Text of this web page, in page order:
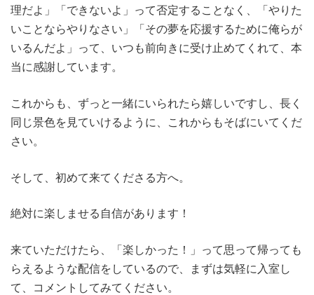
理だよ」「できないよ」って否定することなく、「やりた
いことならやりなさい」「その夢を応援するために俺らが
いるんだよ」って、いつも前向きに受け止めてくれて、本
当に感謝しています。
これからも、ずっと一緒にいられたら嬉しいですし、長く
同じ景色を見ていけるように、これからもそばにいてくだ
さい。
そして、初めて来てくださる方へ。
絶対に楽しませる自信があります！
来ていただけたら、「楽しかった！」って思って帰っても
らえるような配信をしているので、まずは気軽に入室し
て、コメントしてみてください。